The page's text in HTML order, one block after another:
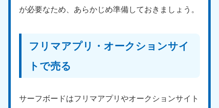
が必要なため、あらかじめ準備しておきましょう。
フリマアプリ・オークションサイ
トで売る
サーフボードはフリマアプリやオークションサイト